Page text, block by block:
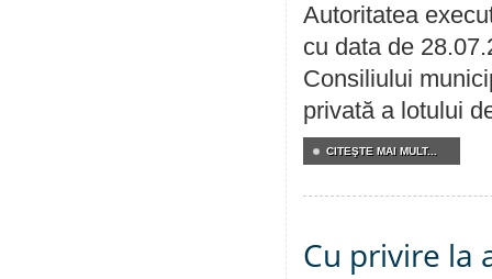
Autoritatea
cu data de
Consiliului
privată a lotului
CITEŞTE MAI MULT...
Cu privire la